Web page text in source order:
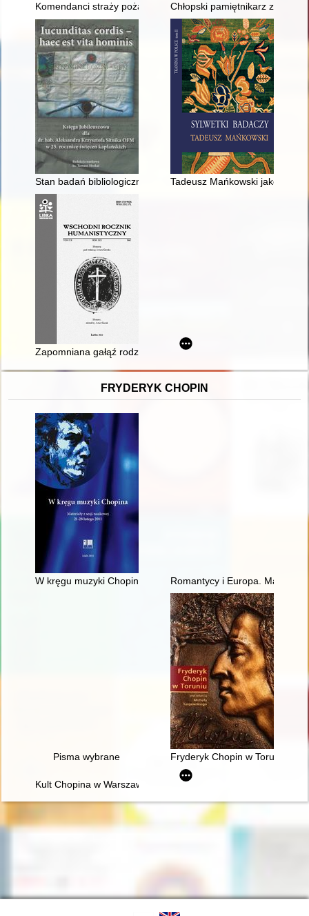
Komendanci straży pożarnych województwa kieleckiego i
Chłopski pamiętnikarz z
Stan badań bibliologicznych o bibliotekach Zgromadzenia
Tadeusz Mańkowski jako
Zapomniana gałąź rodziny Wieniawskich : próba rekonstrukcji
FRYDERYK CHOPIN
W kręgu muzyki Chopina. Materiały z sesji naukowej 21-28
Romantycy i Europa.
Pisma wybrane Fryderyk Chopin w Toruniu
Kult Chopina w Warszawie pod zaborem rosyjskim